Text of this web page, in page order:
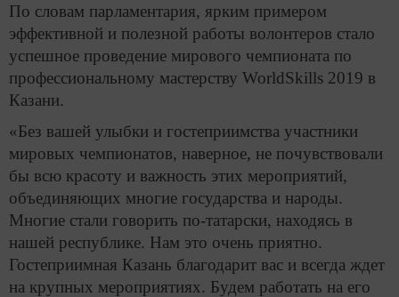
По словам парламентария, ярким примером
эффективной и полезной работы волонтеров стало
успешное проведение мирового чемпионата по
профессиональному мастерству WorldSkills 2019 в
Казани.
«Без вашей улыбки и гостеприимства участники
мировых чемпионатов, наверное, не почувствовали
бы всю красоту и важность этих мероприятий,
объединяющих многие государства и народы.
Многие стали говорить по-татарски, находясь в
нашей республике. Нам это очень приятно.
Гостеприимная Казань благодарит вас и всегда ждет
на крупных мероприятиях. Будем работать на его